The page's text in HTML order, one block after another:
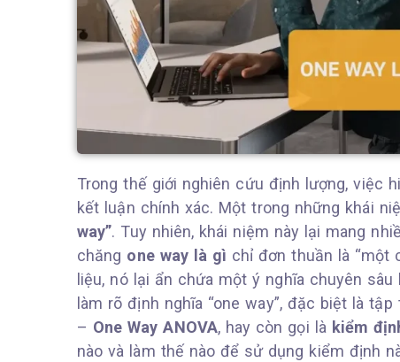
Trong thế giới nghiên cứu định lượng, việc
kết luận chính xác. Một trong những khái
way”. Tuy nhiên, khái niệm này lại mang
chăng one way là gì chỉ đơn thuần là “một
liệu, nó lại ẩn chứa một ý nghĩa chuyên
làm rõ định nghĩa “one way”, đặc biệt là
– One Way ANOVA, hay còn gọi là kiểm
nào và làm thế nào để sử dụng kiểm định